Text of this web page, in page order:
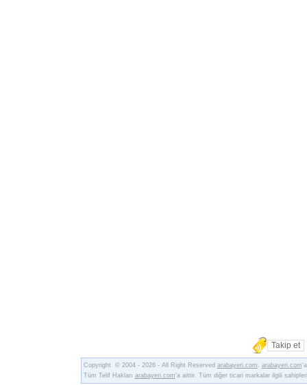
Takip et
Copyright © 2004 - 2026 - All Right Reserved arabayeri.com . arabayeri.com
Tüm Telif Hakları arabayeri.com'a aittir. Tüm diğer ticari markalar ilgili